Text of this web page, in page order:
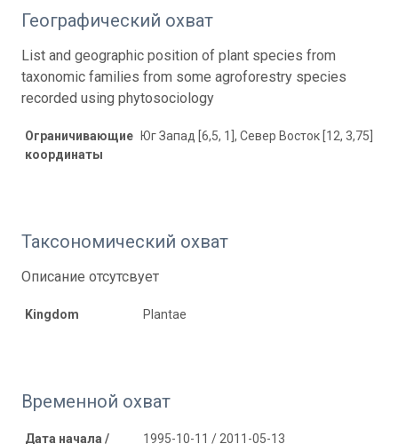
Географический охват
List and geographic position of plant species from
taxonomic families from some agroforestry species
recorded using phytosociology
Ограничивающие
координаты
Юг Запад [6,5, 1], Север Восток [12, 3,75]
Таксономический охват
Описание отсутсвует
Kingdom Plantae
Временной охват
Дата начала /
1995-10-11 / 2011-05-13